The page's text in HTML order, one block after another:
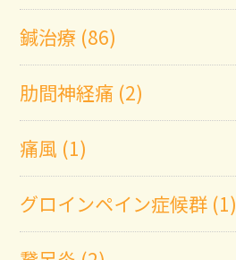
鍼治療 (86)
肋間神経痛 (2)
痛風 (1)
グロインペイン症候群 (1)